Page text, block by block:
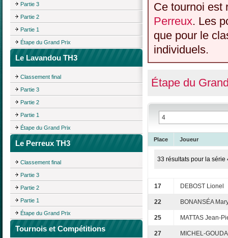
Partie 3
Partie 2
Partie 1
Étape du Grand Prix
Le Lavandou TH3
Classement final
Partie 3
Partie 2
Partie 1
Étape du Grand Prix
Le Perreux TH3
Classement final
Partie 3
Partie 2
Partie 1
Étape du Grand Prix
Tournois et Compétitions
Ce tournoi est
Perreux. Les
que pour le
individuels.
Étape du
Place Joueur
33 résultats pour la série
17 DEBOST Lionel
22 BONANSÉA
25 MATTAS Jean-
27 MICHEL-